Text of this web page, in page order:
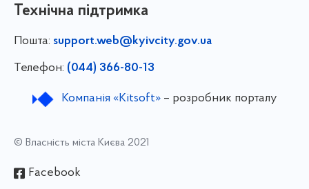
Технічна підтримка
Пошта: support.web@kyivcity.gov.ua
Телефон: (044) 366-80-13
Компанія «Kitsoft»– розробник порталу
© Власність міста Києва 2021
Facebook